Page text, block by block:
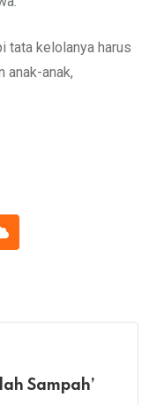
tata kelolanya harus
anak-anak,
Sampah’